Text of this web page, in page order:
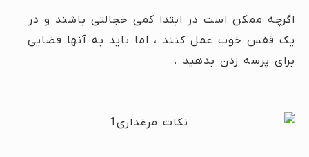
اگرچه ممکن است در ابتدا کمی خجالتی باشند و در
یک قفس خوب عمل کنند ، اما باید به آنها فضایی
برای پرسه زدن بدهید .